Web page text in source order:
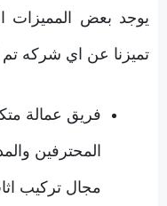
يوجد بعض المميزات
تميزنا عن اي شركه تم
فريق عمالة
المحترفين
مجال تركيب